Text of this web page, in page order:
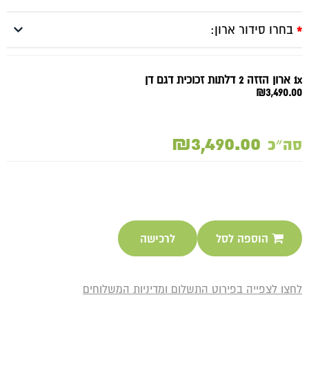
* בחרו סידור ארון:
1x ארון הזזה 2 דלתות זכוכית דגם דן
₪3,490.00
סה״כ ₪3,490.00
הוספה לסל לרכישה
לחצו לצפייה בפירוט התשלום ומדיניות המשלוחים